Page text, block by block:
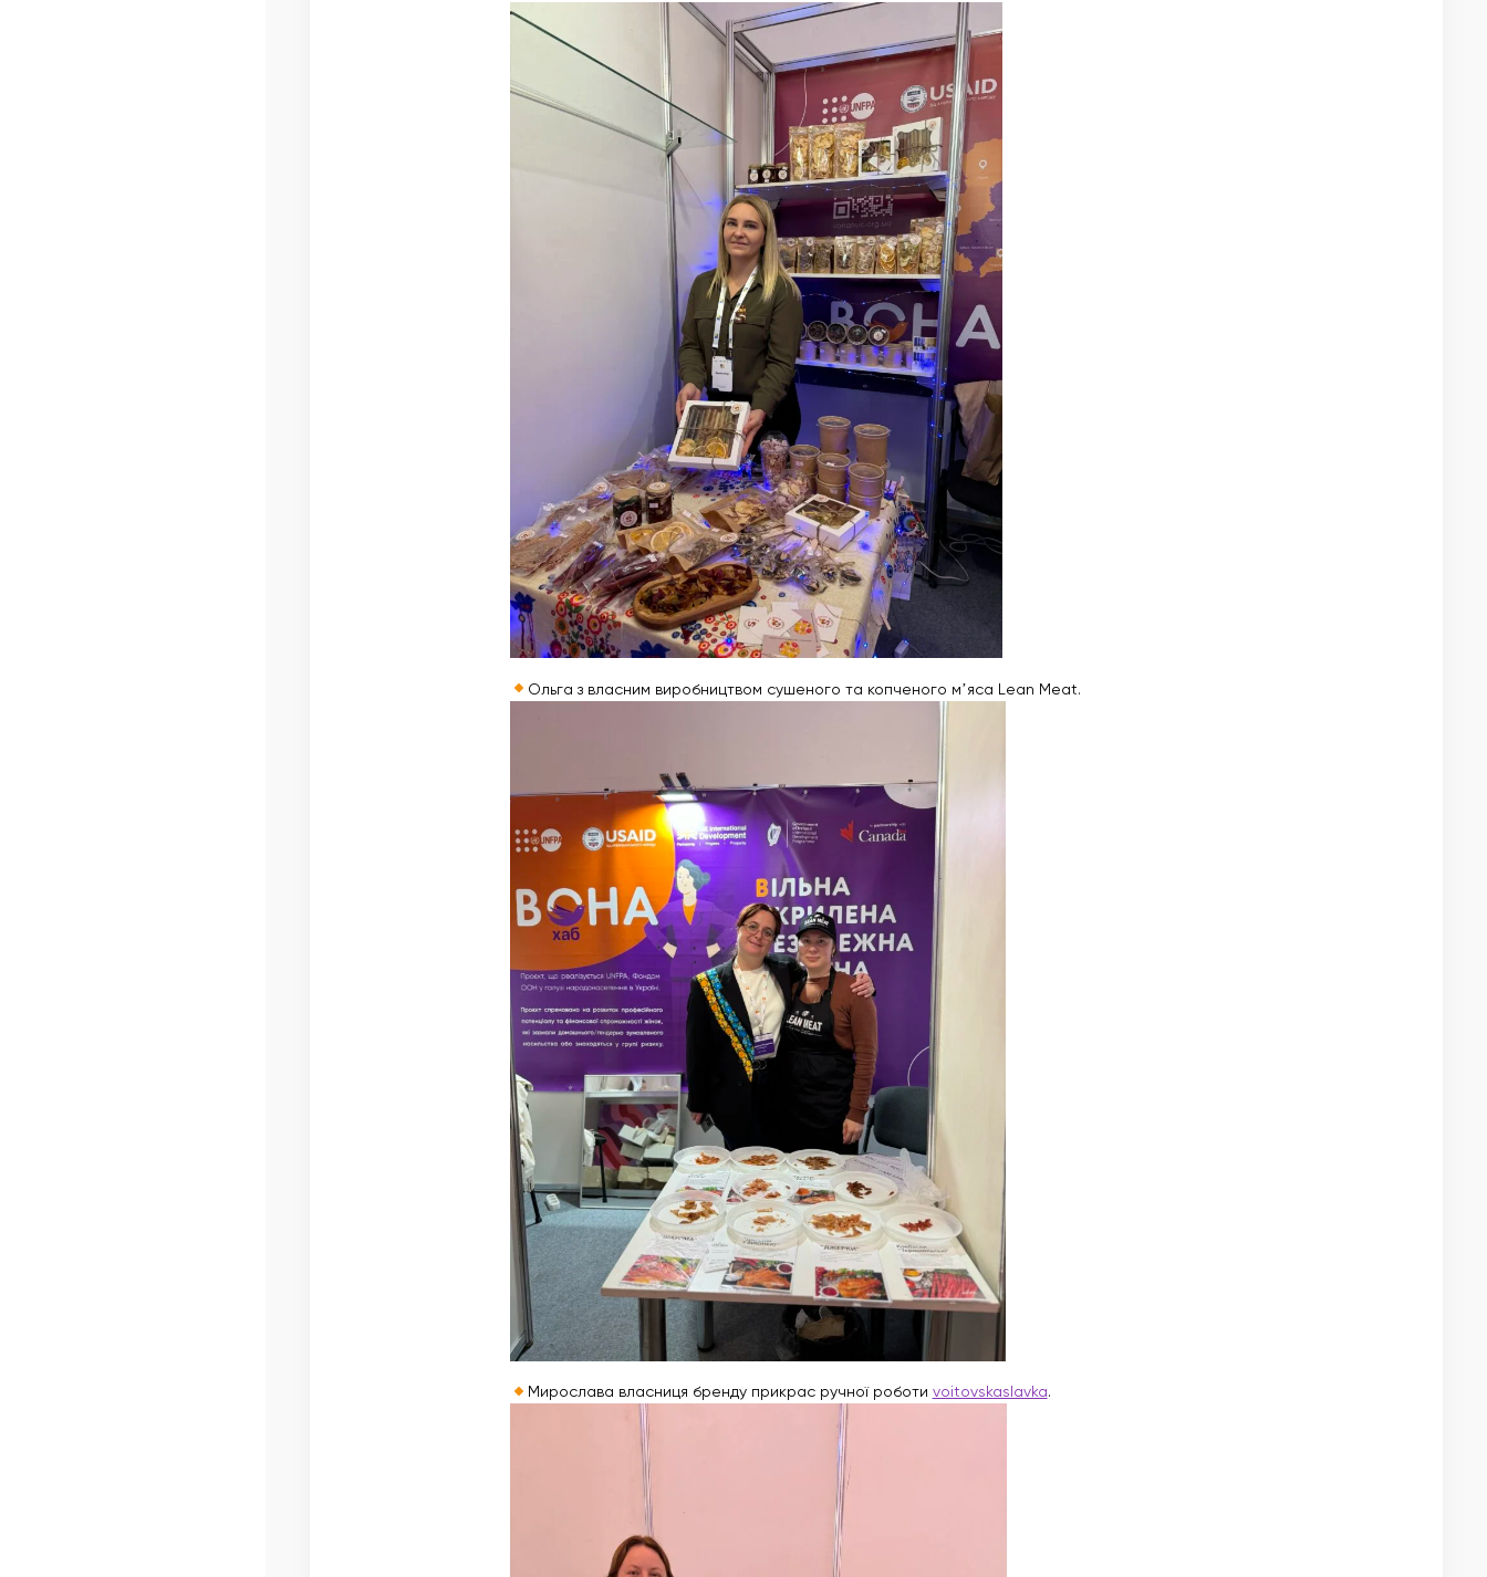
Ольга з власним виробництвом сушеного та копченого мʼяса Lean Meat.
Мирослава власниця бренду прикрас ручної роботи voitovskaslavka.